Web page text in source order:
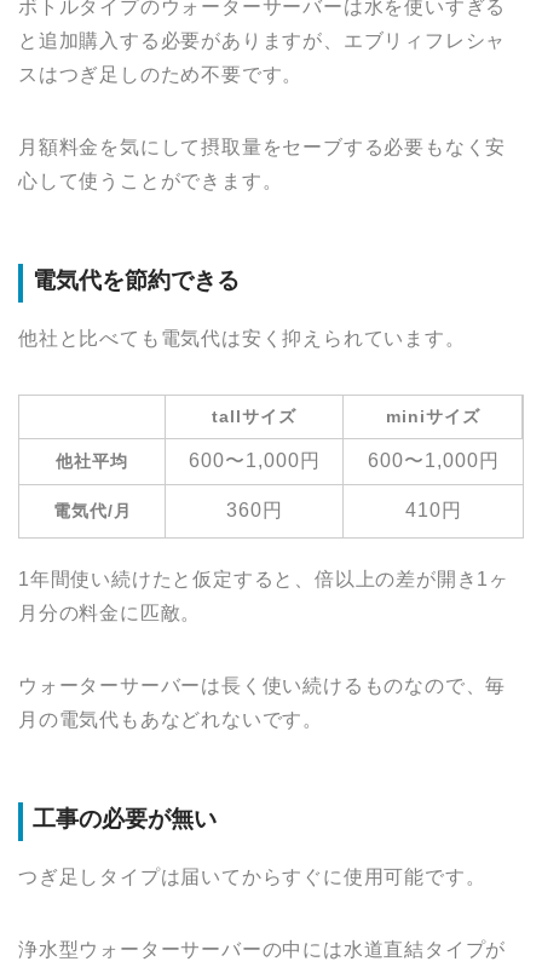
ボトルタイプのウォーターサーバーは水を使いすぎる
と追加購入する必要がありますが、エブリィフレシャ
スはつぎ足しのため不要です。
月額料金を気にして摂取量をセーブする必要もなく安
心して使うことができます。
電気代を節約できる
他社と比べても電気代は安く抑えられています。
tallサイズ miniサイズ
他社平均 600〜1,000円 600〜1,000円
電気代/月 360円 410円
1年間使い続けたと仮定すると、倍以上の差が開き1ヶ
月分の料金に匹敵。
ウォーターサーバーは長く使い続けるものなので、毎
月の電気代もあなどれないです。
工事の必要が無い
つぎ足しタイプは届いてからすぐに使用可能です。
浄水型ウォーターサーバーの中には水道直結タイプが